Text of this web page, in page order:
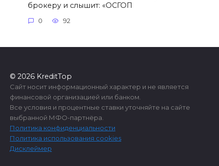
брокеру и слышит: «ОСГОП
0 92
© 2026 KreditTop
Сайт носит информационный характер и не является
финансовой организацией или банком.
Все условия и процентные ставки уточняйте на сайте
выбранной МФО-партнёра.
Политика конфиденциальности
Политика использования cookies
Дисклеймер